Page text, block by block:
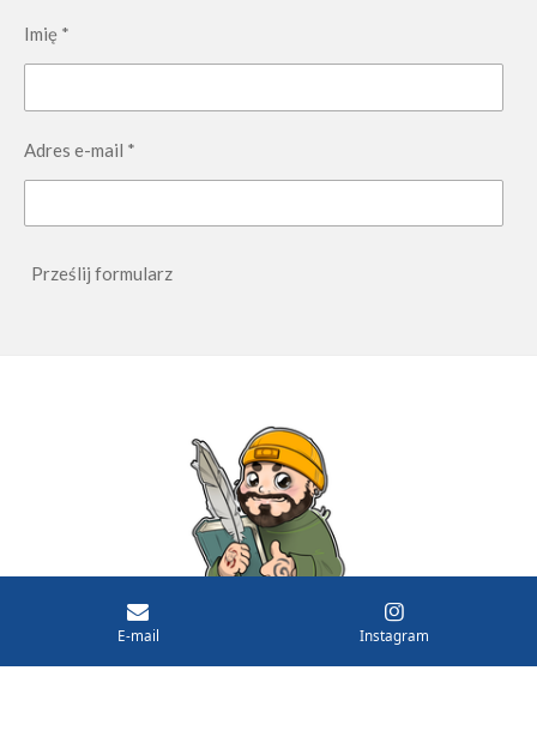
Imię *
Adres e-mail *
Prześlij formularz
© 2025 - 2026 Pióro i Przygoda
E-mail Instagram